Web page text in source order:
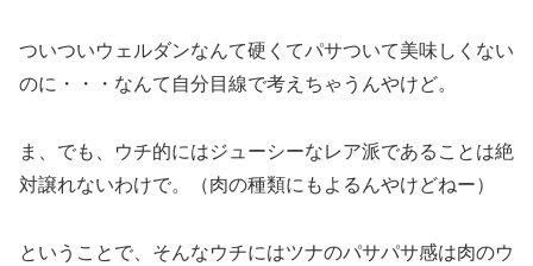
ついついウェルダンなんて硬くてパサついて美味しくない
のに・・・なんて自分目線で考えちゃうんやけど。
ま、でも、ウチ的にはジューシーなレア派であることは絶
対譲れないわけで。（肉の種類にもよるんやけどねー）
ということで、そんなウチにはツナのパサパサ感は肉のウ